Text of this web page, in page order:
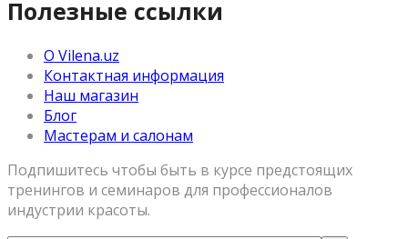
Полезные ссылки
О Vilena.uz
Контактная информация
Наш магазин
Блог
Мастерам и салонам
Подпишитесь чтобы быть в курсе предстоящих
тренингов и семинаров для профессионалов
индустрии красоты.